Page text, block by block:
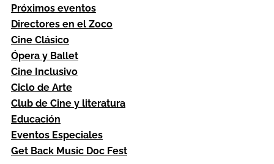
Próximos eventos
Directores en el Zoco
Cine Clásico
Ópera y Ballet
Cine Inclusivo
Ciclo de Arte
Club de Cine y literatura
Educación
Eventos Especiales
Get Back Music Doc Fest